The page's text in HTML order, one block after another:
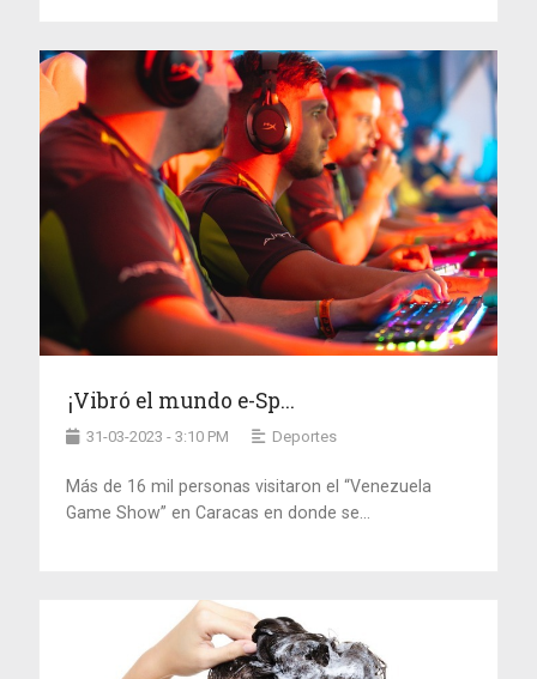
¡Vibró el mundo e-Sp...
31-03-2023 - 3:10 PM Deportes
Más de 16 mil personas visitaron el “Venezuela
Game Show” en Caracas en donde se...